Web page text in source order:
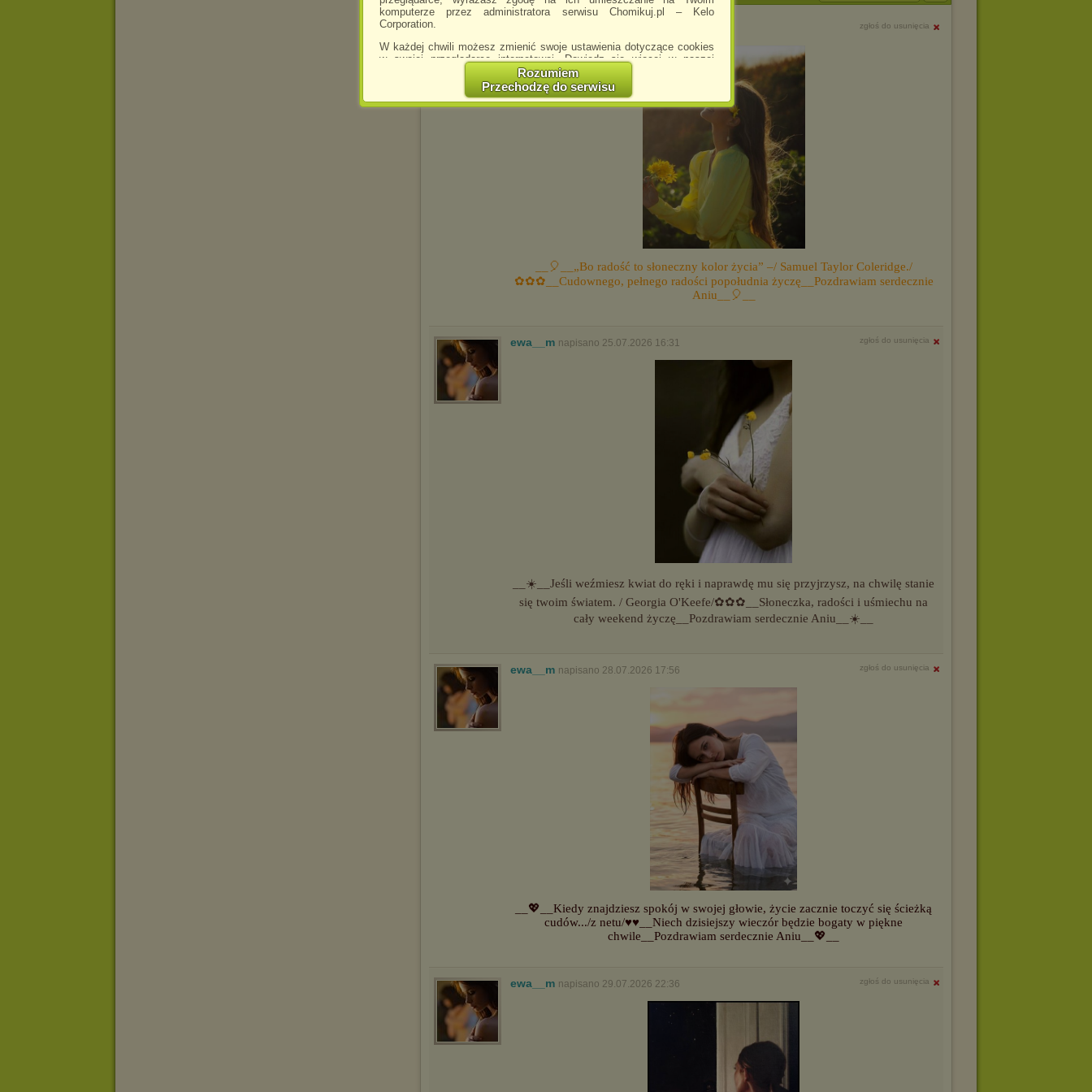
komputerze przez administratora serwisu Chomikuj.pl – Kelo
Corporation.
W każdej chwili możesz zmienić swoje ustawienia dotyczące cookies
w swojej przeglądarce internetowej. Dowiedz się więcej w naszej
http://chomikuj.pl/PolitykaPrywatnosci.aspx
Jednocześnie informujemy że zmiana ustawień przeglądarki może
spowodować ograniczenie korzystania ze strony Chomikuj.pl.
Zaufanych Partnerów
(dostosowanie reklam do Twoich potrzeb, analiza skuteczności działań
Wyrażenie sprzeciwu spowoduje, że wyświetlana Ci reklama nie
będzie dopasowana do Twoich preferencji, a będzie to reklama
Istnieje możliwość zmiany ustawień przeglądarki internetowej w
sposób uniemożliwiający przechowywanie plików cookies na
urządzeniu końcowym. Można również usunąć pliki cookies,
dokonując odpowiednich zmian w ustawieniach przeglądarki
http://chomikuj.pl/PolitykaPrywatnosci.aspx.
Rozumiem
Przechodzę do serwisu
zgłoś do usunięcia
__🎈__„Bo radość to słoneczny kolor życia” –/ Samuel Taylor Coleridge./
✿✿✿__Cudownego, pełnego radości popołudnia życzę__Pozdrawiam serdecznie
Aniu__🎈__
ewa__m napisano 25.07.2026 16:31 zgłoś do usunięcia
__☀️__Jeśli weźmiesz kwiat do ręki i naprawdę mu się przyjrzysz, na chwilę stanie
się twoim światem. / Georgia O'Keefe/✿✿✿__Słoneczka, radości i uśmiechu na
cały weekend życzę__Pozdrawiam serdecznie Aniu__☀️__
ewa__m napisano 28.07.2026 17:56 zgłoś do usunięcia
__💖__Kiedy znajdziesz spokój w swojej głowie, życie zacznie toczyć się ścieżką
cudów.../z netu/♥♥__Niech dzisiejszy wieczór będzie bogaty w piękne
chwile__Pozdrawiam serdecznie Aniu__💖__
ewa__m napisano 29.07.2026 22:36 zgłoś do usunięcia